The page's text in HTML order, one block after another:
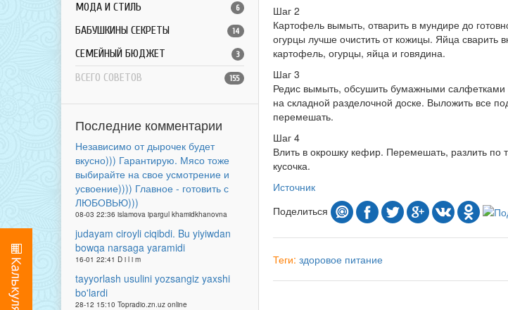
МОДА И СТИЛЬ 6
БАБУШКИНЫ СЕКРЕТЫ 14
СЕМЕЙНЫЙ БЮДЖЕТ 3
ВСЕГО СОВЕТОВ 155
Последние комментарии
Независимо от дырочек будет
вкусно))) Гарантирую. Мясо тоже
выбирайте на свое усмотрение и
усвоение)))) Главное - готовить с
ЛЮБОВЬЮ)))
08-03 22:36 islamova ipargul khamidkhanovna
judayam ciroyli ciqibdi. Bu yiyiwdan
bowqa narsaga yaramidi
16-01 22:41 D i l i m
tayyorlash usulini yozsangiz yaxshi
bo'lardi
28-12 15:10 Topradio.zn.uz online
Шаг 2
Картофель вымыть, отварить в мундире до
огурцы лучше очистить от кожицы. Яйца сварить
картофель, огурцы, яйца и говядина.
Шаг 3
Редис вымыть, обсушить бумажными салфетками
на складной разделочной доске. Выложить все
перемешать.
Шаг 4
Влить в окрошку кефир. Перемешать, разлить по
кусочка.
Источник
Поделиться
Теги: здоровое питание